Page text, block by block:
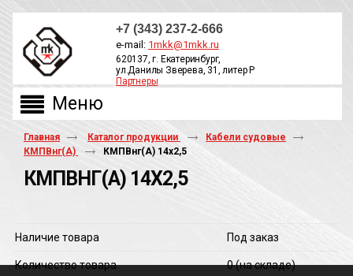
+7 (343) 237-2-666
e-mail: 1mkk@1mkk.ru
620137, г. Екатеринбург,
ул.Данилы Зверева, 31, литер Р
Партнеры
Главная Каталог продукции
Кабели судовые
КМПВнг(А)
КМПВнг(A) 14х2,5
КМПВНГ(A) 14Х2,5
Наличие товара Под заказ
Количество товара 0(на складе)